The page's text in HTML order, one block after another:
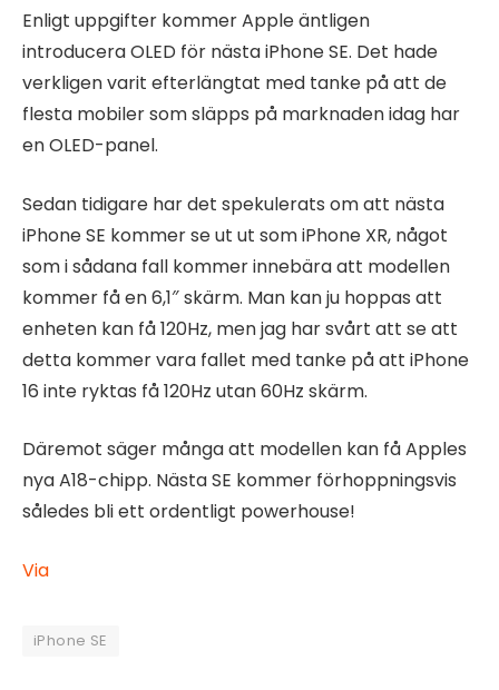
Enligt uppgifter kommer Apple äntligen
introducera OLED för nästa iPhone SE. Det hade
verkligen varit efterlängtat med tanke på att de
flesta mobiler som släpps på marknaden idag har
en OLED-panel.
Sedan tidigare har det spekulerats om att nästa
iPhone SE kommer se ut ut som iPhone XR, något
som i sådana fall kommer innebära att modellen
kommer få en 6,1″ skärm. Man kan ju hoppas att
enheten kan få 120Hz, men jag har svårt att se att
detta kommer vara fallet med tanke på att iPhone
16 inte ryktas få 120Hz utan 60Hz skärm.
Däremot säger många att modellen kan få Apples
nya A18-chipp. Nästa SE kommer förhoppningsvis
således bli ett ordentligt powerhouse!
Via
iPhone SE